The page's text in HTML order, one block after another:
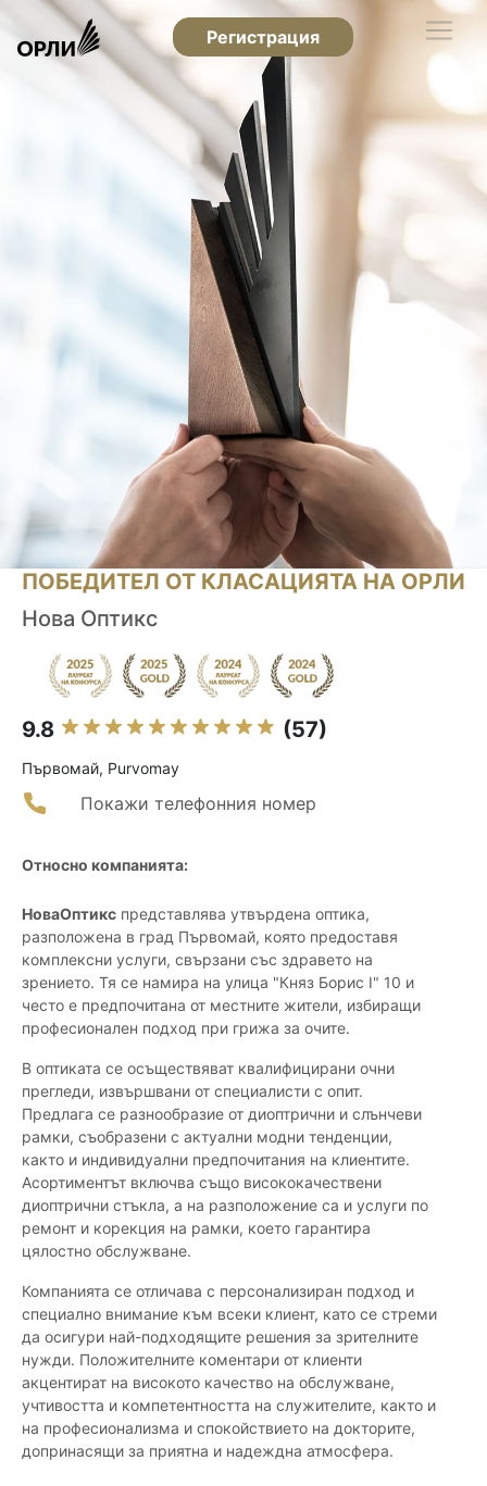
Регистрация
ПОБЕДИТЕЛ ОТ КЛАСАЦИЯТА НА ОРЛИ
Нова Оптикс
9.8 (57)
Първомай, Purvomay
Покажи телефонния номер
Относно компанията:
НоваОптикс представлява утвърдена оптика,
разположена в град Първомай, която предоставя
комплексни услуги, свързани със здравето на
зрението. Тя се намира на улица "Княз Борис I" 10 и
често е предпочитана от местните жители, избиращи
професионален подход при грижа за очите.
В оптиката се осъществяват квалифицирани очни
прегледи, извършвани от специалисти с опит.
Предлага се разнообразие от диоптрични и слънчеви
рамки, съобразени с актуални модни тенденции,
както и индивидуални предпочитания на клиентите.
Асортиментът включва също висококачествени
диоптрични стъкла, а на разположение са и услуги по
ремонт и корекция на рамки, което гарантира
цялостно обслужване.
Компанията се отличава с персонализиран подход и
специално внимание към всеки клиент, като се стреми
да осигури най-подходящите решения за зрителните
нужди. Положителните коментари от клиенти
акцентират на високото качество на обслужване,
учтивостта и компетентността на служителите, както и
на професионализма и спокойствието на докторите,
допринасящи за приятна и надеждна атмосфера.